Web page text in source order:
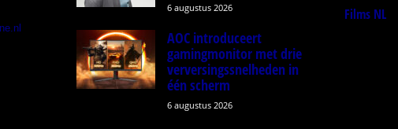
6 augustus 2026
AOC introduceert
gamingmonitor met drie
verversingssnelheden in
één scherm
6 augustus 2026
Films NL